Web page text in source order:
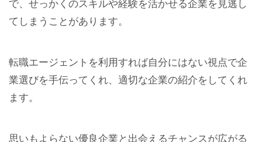
で、せっかくのスキルや経験を活かせる企業を見逃し
てしまうことがあります。
転職エージェントを利用すれば自分にはない視点で企
業選びを手伝ってくれ、適切な企業の紹介をしてくれ
ます。
思いもよらない優良企業と出会えるチャンスが広がる